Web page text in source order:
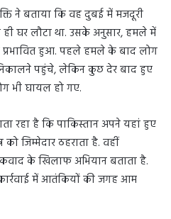
ने बताया कि वह दुबई में मजदूरी
घर लौटा था. उसके अनुसार, हमले में
हुआ. पहले हमले के बाद लोग
पहुंचे, लेकिन कुछ देर बाद हुए
भी घायल हो गए.
रहा है कि पाकिस्तान अपने यहां हुए
जिम्मेदार ठहराता है. वहीं
के खिलाफ अभियान बताता है.
में आतंकियों की जगह आम